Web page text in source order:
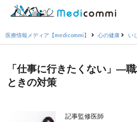
医療情報メディア【medicommi】 心の健康 い
「仕事に行きたくない」―
ときの対策
記事監修医師